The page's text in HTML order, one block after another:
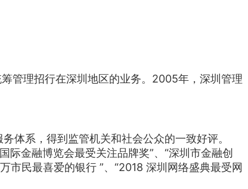
管理招行在深圳地区的业务。2005年，深圳管理
体系，得到监管机关和社会公众的一致好评。
际金融博览会最受关注品牌奖”、“深圳市金融创
市民最喜爱的银行 ”、“2018 深圳网络盛典最受网